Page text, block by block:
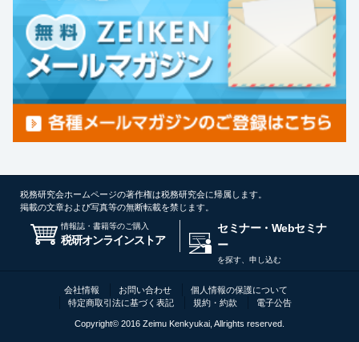
税務研究会ホームページの著作権は税務研究会に帰属します。
掲載の文章および写真等の無断転載を禁じます。
情報誌・書籍等のご購入
税研オンラインストア
セミナー・Webセミナ
ー
を探す、申し込む
会社情報 お問い合わせ
個人情報の保護について
特定商取引法に基づく表記
規約・約款 電子公告
Copyright© 2016 Zeimu Kenkyukai, Allrights reserved.